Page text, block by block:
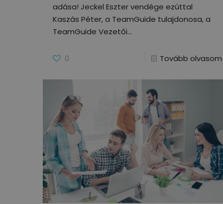
adása! Jeckel Eszter vendége ezúttal
Kaszás Péter, a TeamGuide tulajdonosa, a
TeamGuide Vezetői
0 Tovább olvasom